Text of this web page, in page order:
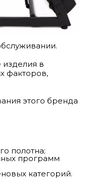
изделия в
факторов,
этого бренда
полотна;
программ
категорий.